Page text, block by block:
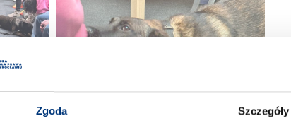
Zgoda Szczegóły